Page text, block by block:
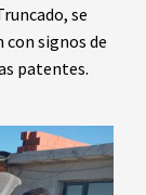
se
signos de
patentes.